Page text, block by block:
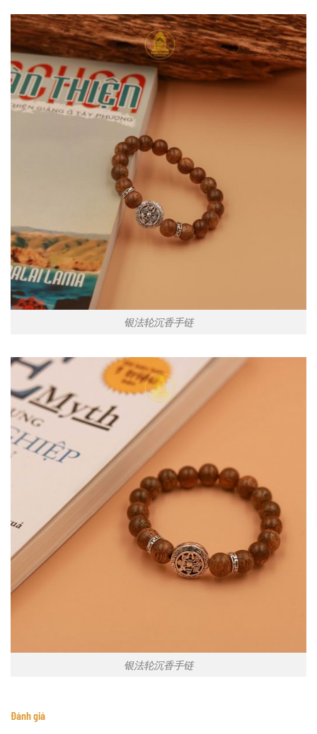
银法轮沉香手链
银法轮沉香手链
Đánh giá